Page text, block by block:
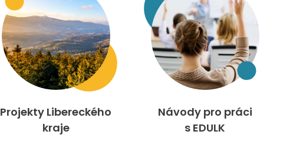
Projekty Libereckého
kraje
Návody pro práci
s EDULK